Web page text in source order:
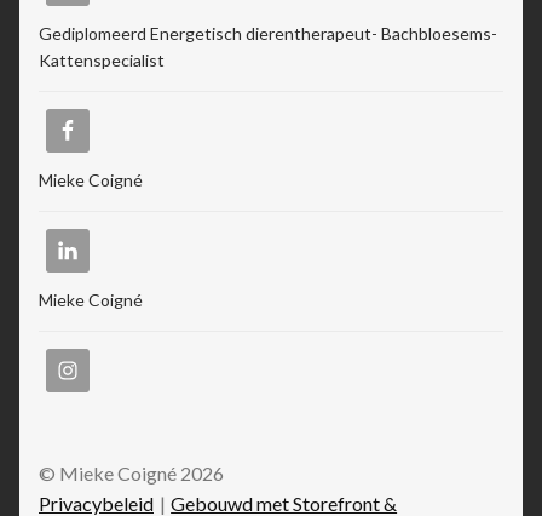
Gediplomeerd Energetisch dierentherapeut- Bachbloesems-
Kattenspecialist
Mieke Coigné
Mieke Coigné
© Mieke Coigné 2026
Privacybeleid
Gebouwd met Storefront &